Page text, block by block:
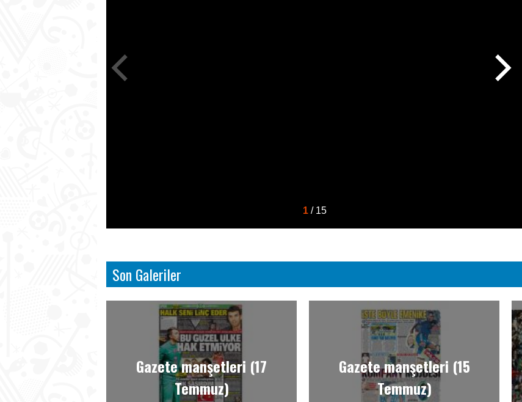
1/ 15
Son Galeriler
Gazete manşetleri (17
Temmuz)
Gazete manşetleri (15
Temmuz)